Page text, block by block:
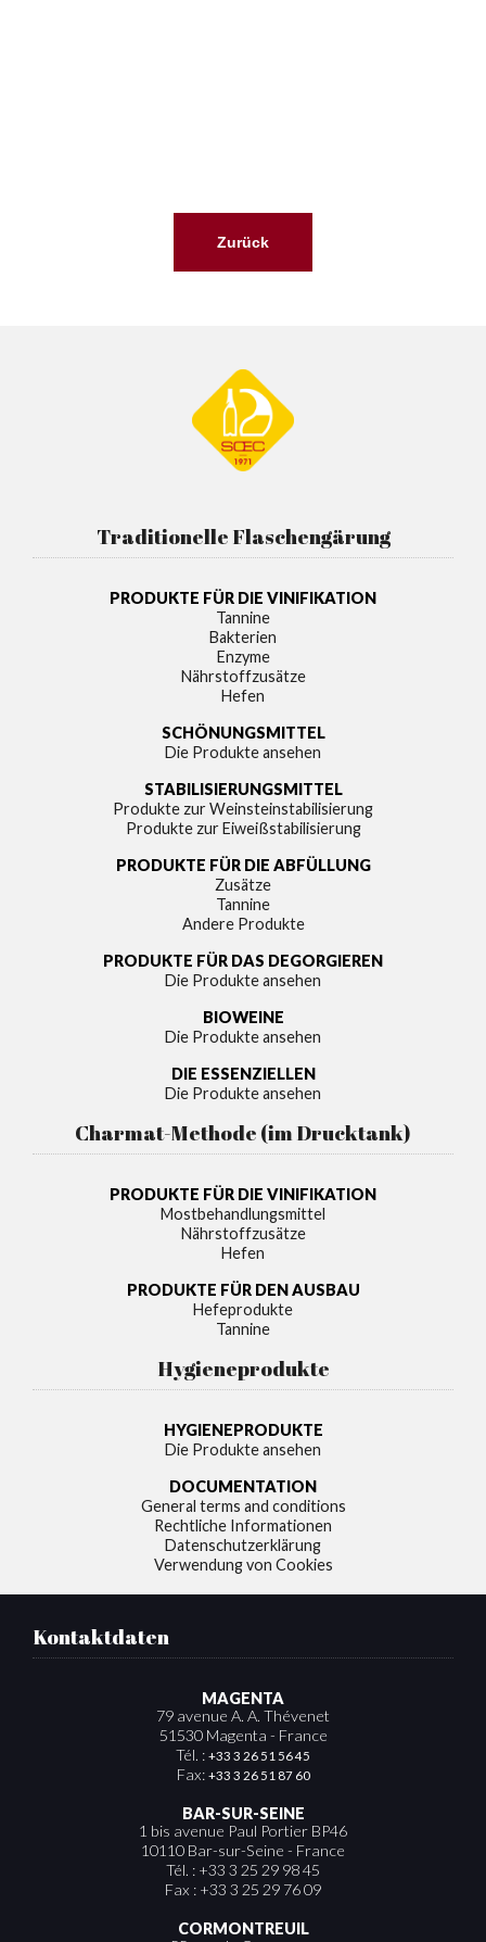
Zurück
Traditionelle Flaschengärung
PRODUKTE FÜR DIE VINIFIKATION
Tannine
Bakterien
Enzyme
Nährstoffzusätze
Hefen
SCHÖNUNGSMITTEL
Die Produkte ansehen
STABILISIERUNGSMITTEL
Produkte zur Weinsteinstabilisierung
Produkte zur Eiweißstabilisierung
PRODUKTE FÜR DIE ABFÜLLUNG
Zusätze
Tannine
Andere Produkte
PRODUKTE FÜR DAS DEGORGIEREN
Die Produkte ansehen
BIOWEINE
Die Produkte ansehen
DIE ESSENZIELLEN
Die Produkte ansehen
Charmat-Methode (im Drucktank)
PRODUKTE FÜR DIE VINIFIKATION
Mostbehandlungsmittel
Nährstoffzusätze
Hefen
PRODUKTE FÜR DEN AUSBAU
Hefeprodukte
Tannine
Hygieneprodukte
HYGIENEPRODUKTE
Die Produkte ansehen
DOCUMENTATION
General terms and conditions
Rechtliche Informationen
Datenschutzerklärung
Verwendung von Cookies
Kontaktdaten
MAGENTA
79 avenue A. A. Thévenet
51530 Magenta - France
Tél. : +33 3 26 51 56 45
Fax: +33 3 26 51 87 60
BAR-SUR-SEINE
1 bis avenue Paul Portier BP46
10110 Bar-sur-Seine - France
Tél. : +33 3 25 29 98 45
Fax : +33 3 25 29 76 09
CORMONTREUIL